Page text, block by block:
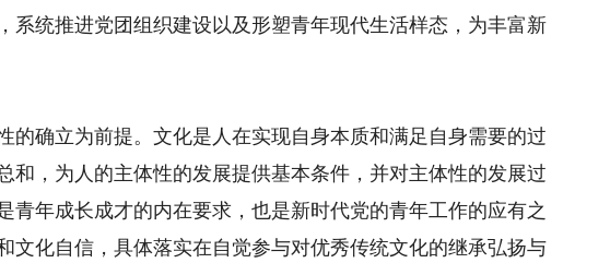
系统推进党团组织建设以及形塑青年现代生活样态，为丰富新
确立为前提。文化是人在实现自身本质和满足自身需要的过
和，为人的主体性的发展提供基本条件，并对主体性的发展过
青年成长成才的内在要求，也是新时代党的青年工作的应有之
文化自信，具体落实在自觉参与对优秀传统文化的继承弘扬与